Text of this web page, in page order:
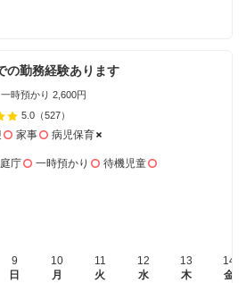
の勤務経験あります
時預かり 2,600円
5.0 （527）
家事 病児保育
庁 一時預かり 待機児童
9
日
10
月
11
火
12
水
13
木
14
金